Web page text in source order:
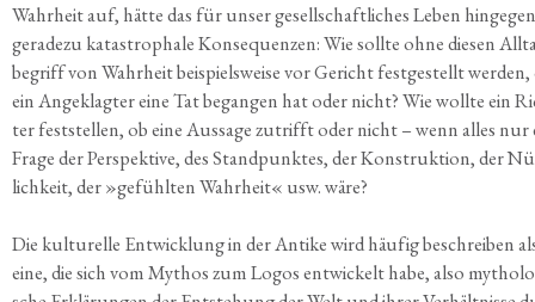
Wahr­heit auf, hät­te das für unser gesell­schaft­li­ches Leben hin­ge­gen
gera­de­zu kata­stro­pha­le Kon­se­quen­zen: Wie soll­te ohne die­sen
be­griff von Wahr­heit bei­spiels­wei­se vor Gericht fest­ge­stellt wer­den,
ein Ange­klag­ter eine Tat began­gen hat oder nicht? Wie woll­te ein
ter fest­stel­len, ob eine Aus­sa­ge zutrifft oder nicht – wenn alles nur
Fra­ge der Per­spek­ti­ve, des Stand­punk­tes, der Kon­struk­ti­on, der
lich­keit, der »gefühl­ten Wahr­heit« usw. wäre?
Die kul­tu­rel­le Ent­wick­lung in der Anti­ke wird häu­fig beschrei­ben
eine, die sich vom Mythos zum Logos ent­wi­ckelt habe, also